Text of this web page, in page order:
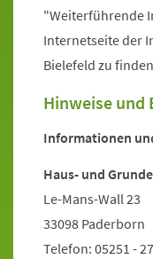
"Weiterführende
Internetseite der
Bielefeld zu
Hinweise und
Informationen
Haus- und
Le-Mans-Wall 23
33098 Paderborn
Telefon: 05251 -